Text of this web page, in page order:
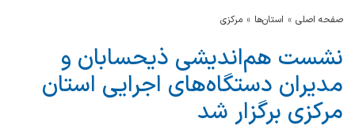
صفحه اصلی استان‌ها مركزي
نشست هم‌اندیشی ذیحسابان و
مدیران دستگاه‌های اجرایی استان
مرکزی برگزار شد